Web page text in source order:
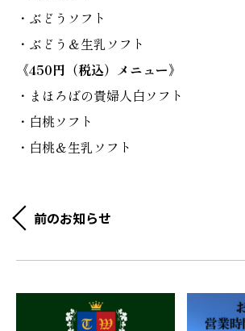
・ぶどうソフト
・ぶどう＆生乳ソフト
《450円（税込）メニュー》
・まほろばの貴婦人白ソフト
・白桃ソフト
・白桃＆生乳ソフト
前のお知らせ